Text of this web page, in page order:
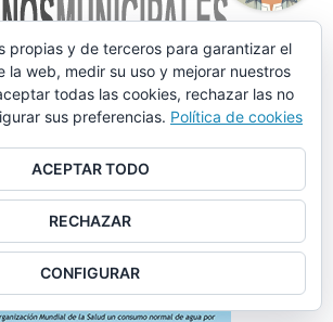
propias y de terceros para garantizar el
la web, medir su uso y mejorar nuestros
todas las cookies, rechazar las no
sus preferencias. Política de cookies
ACEPTAR TODO
RECHAZAR
CONFIGURAR